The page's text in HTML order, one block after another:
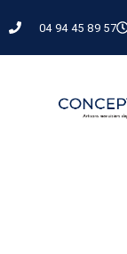
principal04 94 45 89 57